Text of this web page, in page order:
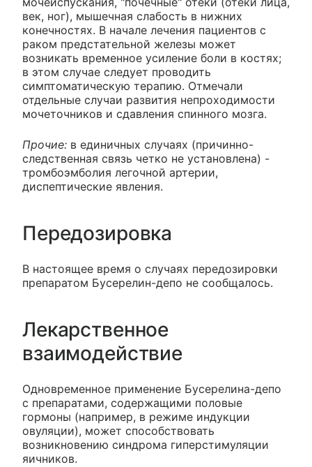
век, ног), мышечная слабость в нижних
конечностях. В начале лечения пациентов с
раком предстательной железы может
возникать временное усиление боли в костях;
в этом случае следует проводить
симптоматическую терапию. Отмечали
отдельные случаи развития непроходимости
мочеточников и сдавления спинного мозга.
Прочие: в единичных случаях (причинно-
следственная связь четко не установлена) -
тромбоэмболия легочной артерии,
диспептические явления.
Передозировка
В настоящее время о случаях передозировки
препаратом Бусерелин-депо не сообщалось.
Лекарственное
взаимодействие
Одновременное применение Бусерелина-депо
с препаратами, содержащими половые
гормоны (например, в режиме индукции
овуляции), может способствовать
возникновению синдрома гиперстимуляции
яичников.